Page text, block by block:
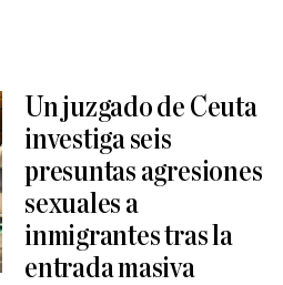
Un juzgado de Ceuta
investiga seis
presuntas agresiones
sexuales a
inmigrantes tras la
entrada masiva